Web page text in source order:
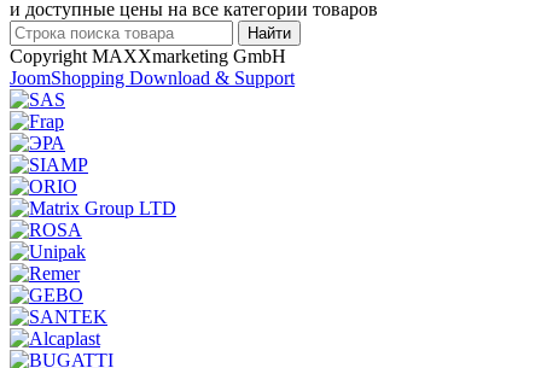
и доступные цены на все категории товаров
Copyright MAXXmarketing GmbH
JoomShopping Download & Support